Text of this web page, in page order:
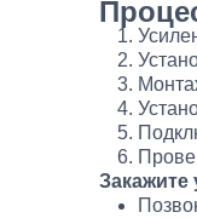
Закажите